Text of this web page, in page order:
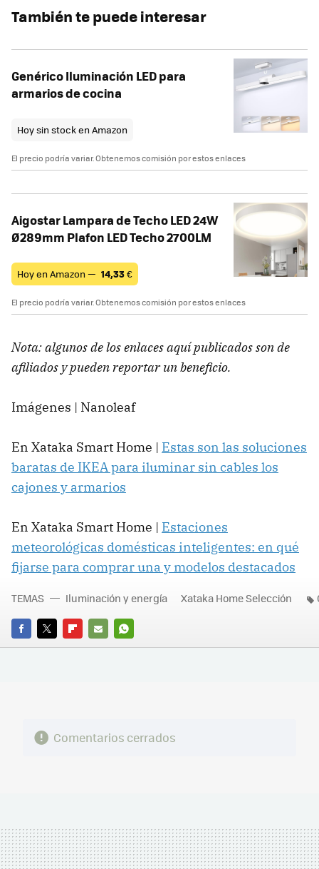
También te puede interesar
Genérico Iluminación LED para
armarios de cocina
Hoy sin stock en Amazon
El precio podría variar. Obtenemos comisión por estos enlaces
Aigostar Lampara de Techo LED 24W
Ø289mm Plafon LED Techo 2700LM
Hoy en Amazon — 14,33€
El precio podría variar. Obtenemos comisión por estos enlaces
Nota: algunos de los enlaces aquí publicados son de
afiliados y pueden reportar un beneficio.
Imágenes | Nanoleaf
En Xataka Smart Home | Estas son las soluciones
baratas de IKEA para iluminar sin cables los
cajones y armarios
En Xataka Smart Home | Estaciones
meteorológicas domésticas inteligentes: en qué
fijarse para comprar una y modelos destacados
FACEBOOK
TWITTERFLIPBOARD
E-
WHATSAPP
TEMAS Iluminación y energía Xataka Home Selección
Comentarios cerrados